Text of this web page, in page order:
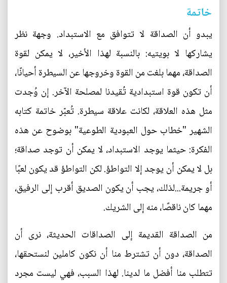
خاتمة
يبدو أن الصداقة لا تتوافق مع الاستبداد. وجهة نظر
يشاركها لا بويتيه: بالنسبة لهذا الأخير، لا يمكن لقوة
الصداقة، مهما بلغت من القوة وخروجها عن السيطرة أحيانًا،
أن تكون قوة استبدادية تُقيدنا لمصلحة الآخر. إن وُجدت
مثل هذه العلاقة، لكانت علاقة سيطرة. تُعبّر خاتمة كتابه
الشهير "خطاب حول العبودية الطوعية" بوضوح عن هذه
الفكرة: حيثما يوجد الاستبداد، لا يمكن أن توجد صداقة؛
بل لا يمكن أن يوجد إلا التواطؤ. لكن التواطؤ قد يكون لعبًا
أو جريمة...لذلك، يجب أن يكون الصديق أقرب إلى الرفيق،
مهما كان ناقصًا، منه إلى الشريك.
من الصداقة القديمة إلى الصداقات الحديثة، نرى أن
الصداقة، دون أن تشترط منا أن نكون كاملين لنستحقها،
تتطلب منا أفضل ما لدينا. لهذا السبب، فهي ليست مجرد